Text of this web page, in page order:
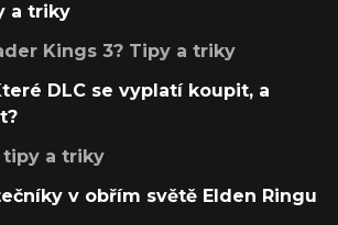
a triky
Kings 3? Tipy a triky
DLC se vyplatí koupit, a
tipy a triky
v obřím světě Elden Ringu